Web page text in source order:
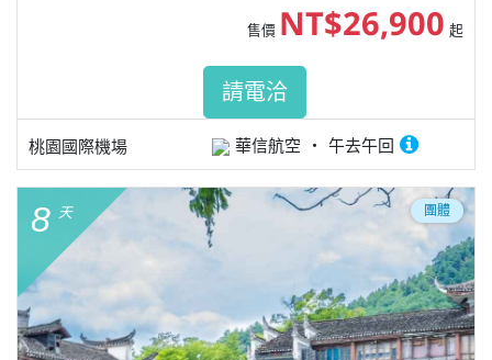
桃園國際機場 華信航空 午去午回
售價 NT$26,900 起
請電洽
8 天 團體